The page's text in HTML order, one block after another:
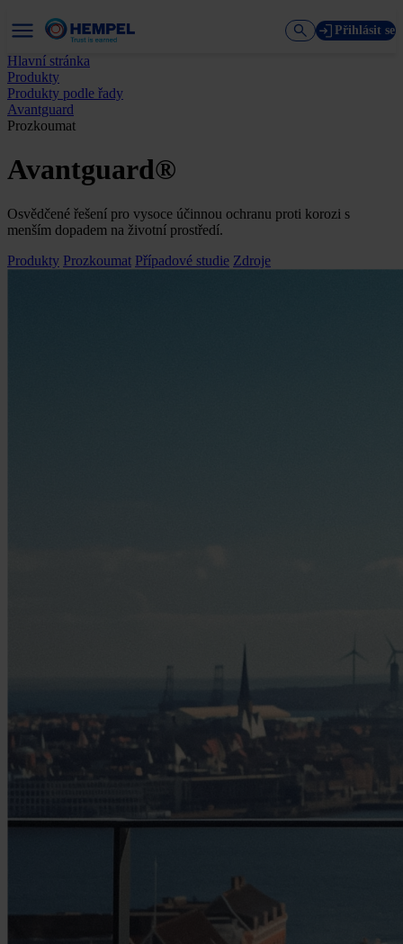
Přihlásit se
Hlavní stránka
Produkty
Produkty podle řady
Avantguard
Prozkoumat
Avantguard®
Osvědčené řešení pro vysoce účinnou ochranu proti korozi s
menším dopadem na životní prostředí.
Produkty Prozkoumat Případové studie Zdroje